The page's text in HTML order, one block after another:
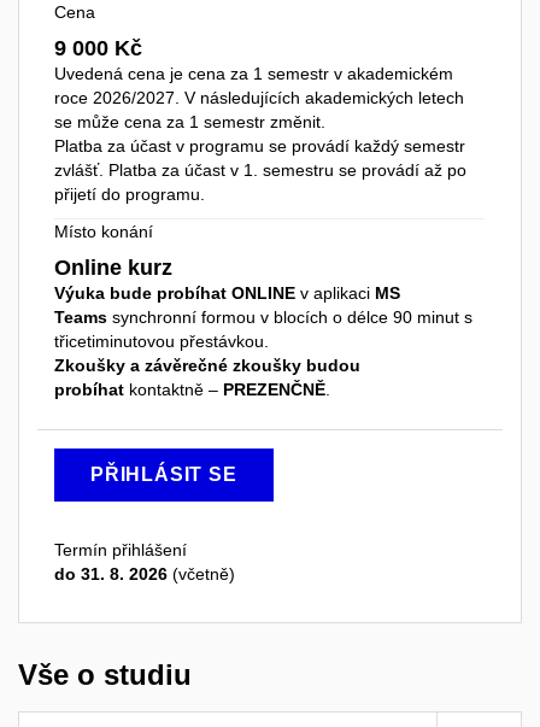
Cena
9 000 Kč
Uvedená cena je cena za 1 semestr v akademickém
roce 2026/2027. V následujících akademických letech
se může cena za 1 semestr změnit.
Platba za účast v programu se provádí každý semestr
zvlášť. Platba za účast v 1. semestru se provádí až po
přijetí do programu.
Místo konání
Online kurz
Výuka bude probíhat ONLINE v aplikaci MS
Teams synchronní formou v blocích o délce 90 minut s
třicetiminutovou přestávkou.
Zkoušky a závěrečné zkoušky budou
probíhat kontaktně – PREZENČNĚ
PŘIHLÁSIT SE
Termín přihlášení
do 31. 8. 2026 (včetně)
Vše o studiu